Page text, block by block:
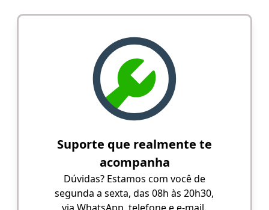
Suporte que realmente te
acompanha
Dúvidas? Estamos com você de
segunda a sexta, das 08h às 20h30,